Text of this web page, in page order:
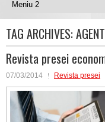
TAG ARCHIVES:
Revista presei
07/03/2014 Revista presei